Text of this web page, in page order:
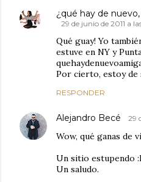
¿qué hay de
29 de junio de 2011 a
Qué guay! Yo
estuve en NY y
Por cierto, estoy de
RESPONDER
Alejandro Becé 29
Wow, qué ganas de
Un sitio estupendo
Un saludo.